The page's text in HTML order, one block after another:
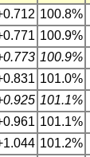
100.8%
100.9%
100.9%
101.0%
101.1%
101.1%
101.2%